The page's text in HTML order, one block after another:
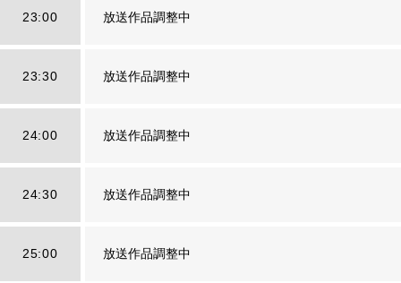
23:00 放送作品調整中
23:30 放送作品調整中
24:00 放送作品調整中
24:30 放送作品調整中
25:00 放送作品調整中